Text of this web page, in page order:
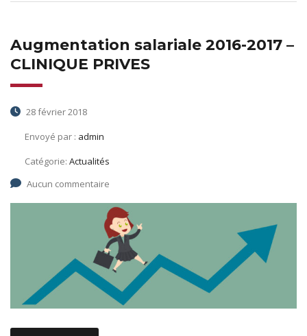
Augmentation salariale 2016-2017 –
CLINIQUE PRIVES
28 février 2018
Envoyé par : admin
Catégorie: Actualités
Aucun commentaire